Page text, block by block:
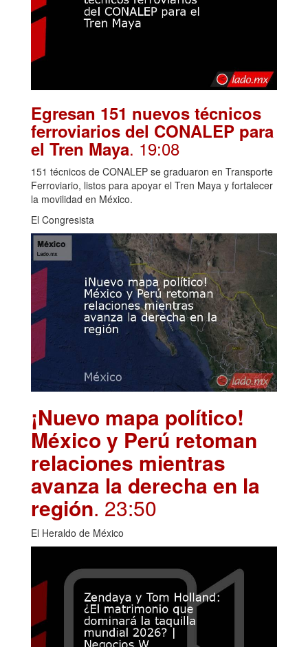
Egresan 151 nuevos técnicos
ferroviarios del CONALEP para
el Tren Maya. 19:08
151 técnicos de CONALEP se graduaron en Transporte
Ferroviario, listos para apoyar el Tren Maya y fortalecer
la movilidad en México.
El Congresista
¡Nuevo mapa político!
México y Perú retoman
relaciones mientras
avanza la derecha en la
región. 23:50
El Heraldo de México